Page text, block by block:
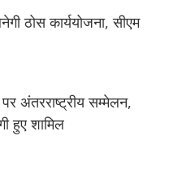
ठोस कार्ययोजना, सीएम
अंतरराष्ट्रीय सम्मेलन,
हुए शामिल